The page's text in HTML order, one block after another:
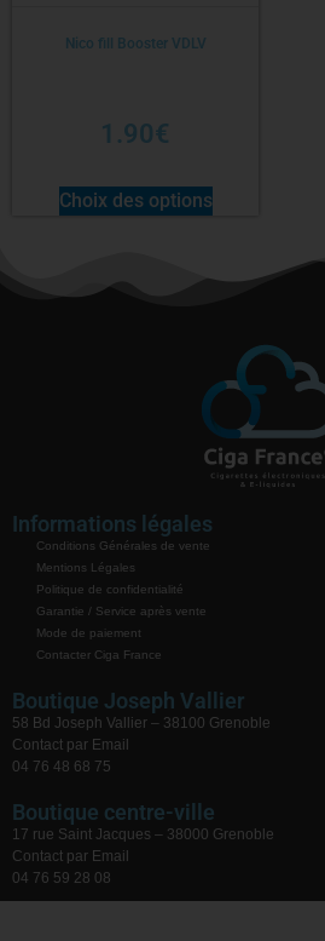
Nico fill Booster VDLV
1.90€
Choix des options
Informations légales
Conditions Générales de vente
Mentions Légales
Politique de confidentialité
Garantie / Service après vente
Mode de paiement
Contacter Ciga France
Boutique Joseph Vallier
58 Bd Joseph Vallier – 38100 Grenoble
Contact par Email
04 76 48 68 75
Boutique centre-ville
17 rue Saint Jacques – 38000 Grenoble
Contact par Email
04 76 59 28 08